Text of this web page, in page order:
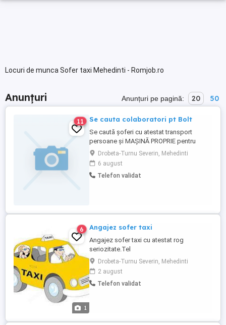
Locuri de munca Sofer taxi Mehedinti - Romjob.ro
Anunțuri Anunțuri pe pagină: 20 50
11 Se cauta colaboratori pt Bolt
Se caută șoferi cu atestat transport
persoane și MAȘINĂ PROPRIE pentru
colaborare BOLT! Activitatea flotei se
desfășoară în regiunea Drobeta Turnu
Severin -Dudasu Schelei ,Gura Văii ,Schela
Cladovei Parteneriatul se face prin
Drobeta-Turnu Severin, Mehedinti
6 august
Telefon validat
1
6 Angajez sofer taxi
Angajez sofer taxi cu atestat rog
seriozitate.Tel
Drobeta-Turnu Severin, Mehedinti
2 august
Telefon validat